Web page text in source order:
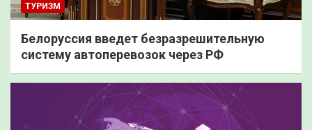
ТУРИЗМ
Белоруссия введет безразрешительную
систему автоперевозок через РФ